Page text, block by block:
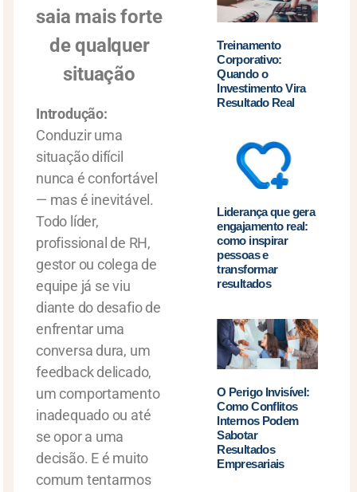
saia mais forte
de qualquer
situação
Introdução:
Conduzir uma
situação difícil
nunca é confortável
— mas é inevitável.
Todo líder,
profissional de RH,
gestor ou colega de
equipe já se viu
diante do desafio de
enfrentar uma
conversa dura, um
feedback delicado,
um comportamento
inadequado ou até
se opor a uma
decisão. E é muito
comum tentarmos
Treinamento
Corporativo:
Quando o
Investimento Vira
Resultado Real
Liderança que gera
engajamento real:
como inspirar
pessoas e
transformar
resultados
O Perigo Invisível:
Como Conflitos
Internos Podem
Sabotar
Resultados
Empresariais